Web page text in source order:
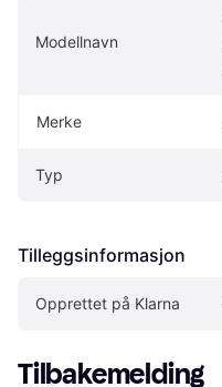
Modellnavn
Merke
Typ
Tilleggsinformasjon
Opprettet på Klarna
Tilbakemelding